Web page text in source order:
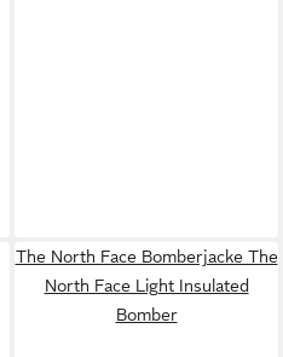
The North Face Bomberjacke The
North Face Light Insulated
Bomber